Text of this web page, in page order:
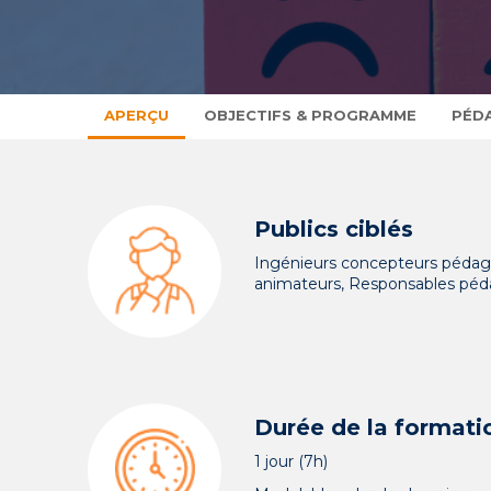
APERÇU OBJECTIFS & PROGRAMME
Publics ciblés
Ingénieurs concepteurs
animateurs, Responsables
Durée de la
1 jour (7h)